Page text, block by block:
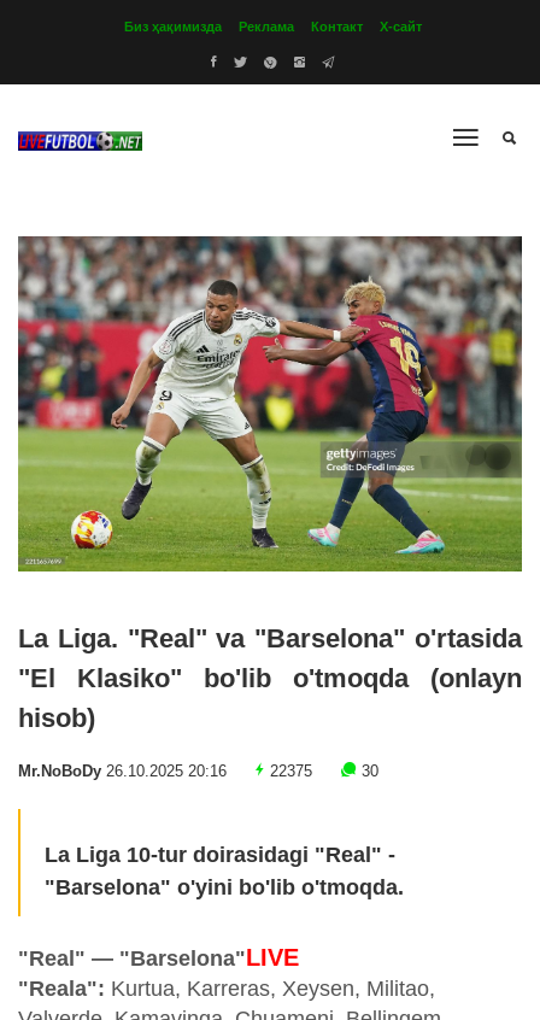
Биз ҳақимизда Реклама Контакт Х-сайт
La Liga. "Real" va "Barselona" o'rtasida
"El Klasiko" bo'lib o'tmoqda (onlayn
hisob)
Mr.NoBoDy 26.10.2025 20:16 22375 30
La Liga 10-tur doirasidagi "Real" -
"Barselona" o'yini bo'lib o'tmoqda.
"Real" — "Barselona"LIVE
"Reala": Kurtua, Karreras, Xeysen, Militao,